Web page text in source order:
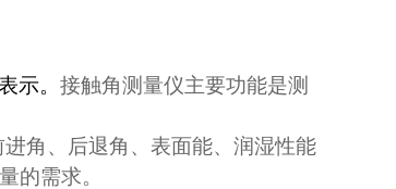
示。 接触角测量仪主要功能是测
角、后退角、表面能、润湿性能
的需求。